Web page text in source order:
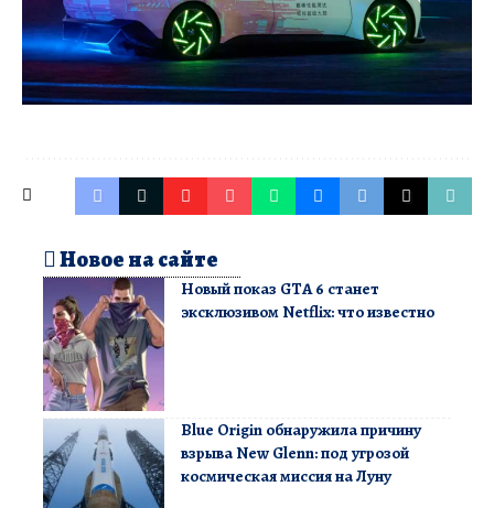
Новое на сайте
Новый показ GTA 6 станет
эксклюзивом Netflix: что известно
Blue Origin обнаружила причину
взрыва New Glenn: под угрозой
космическая миссия на Луну